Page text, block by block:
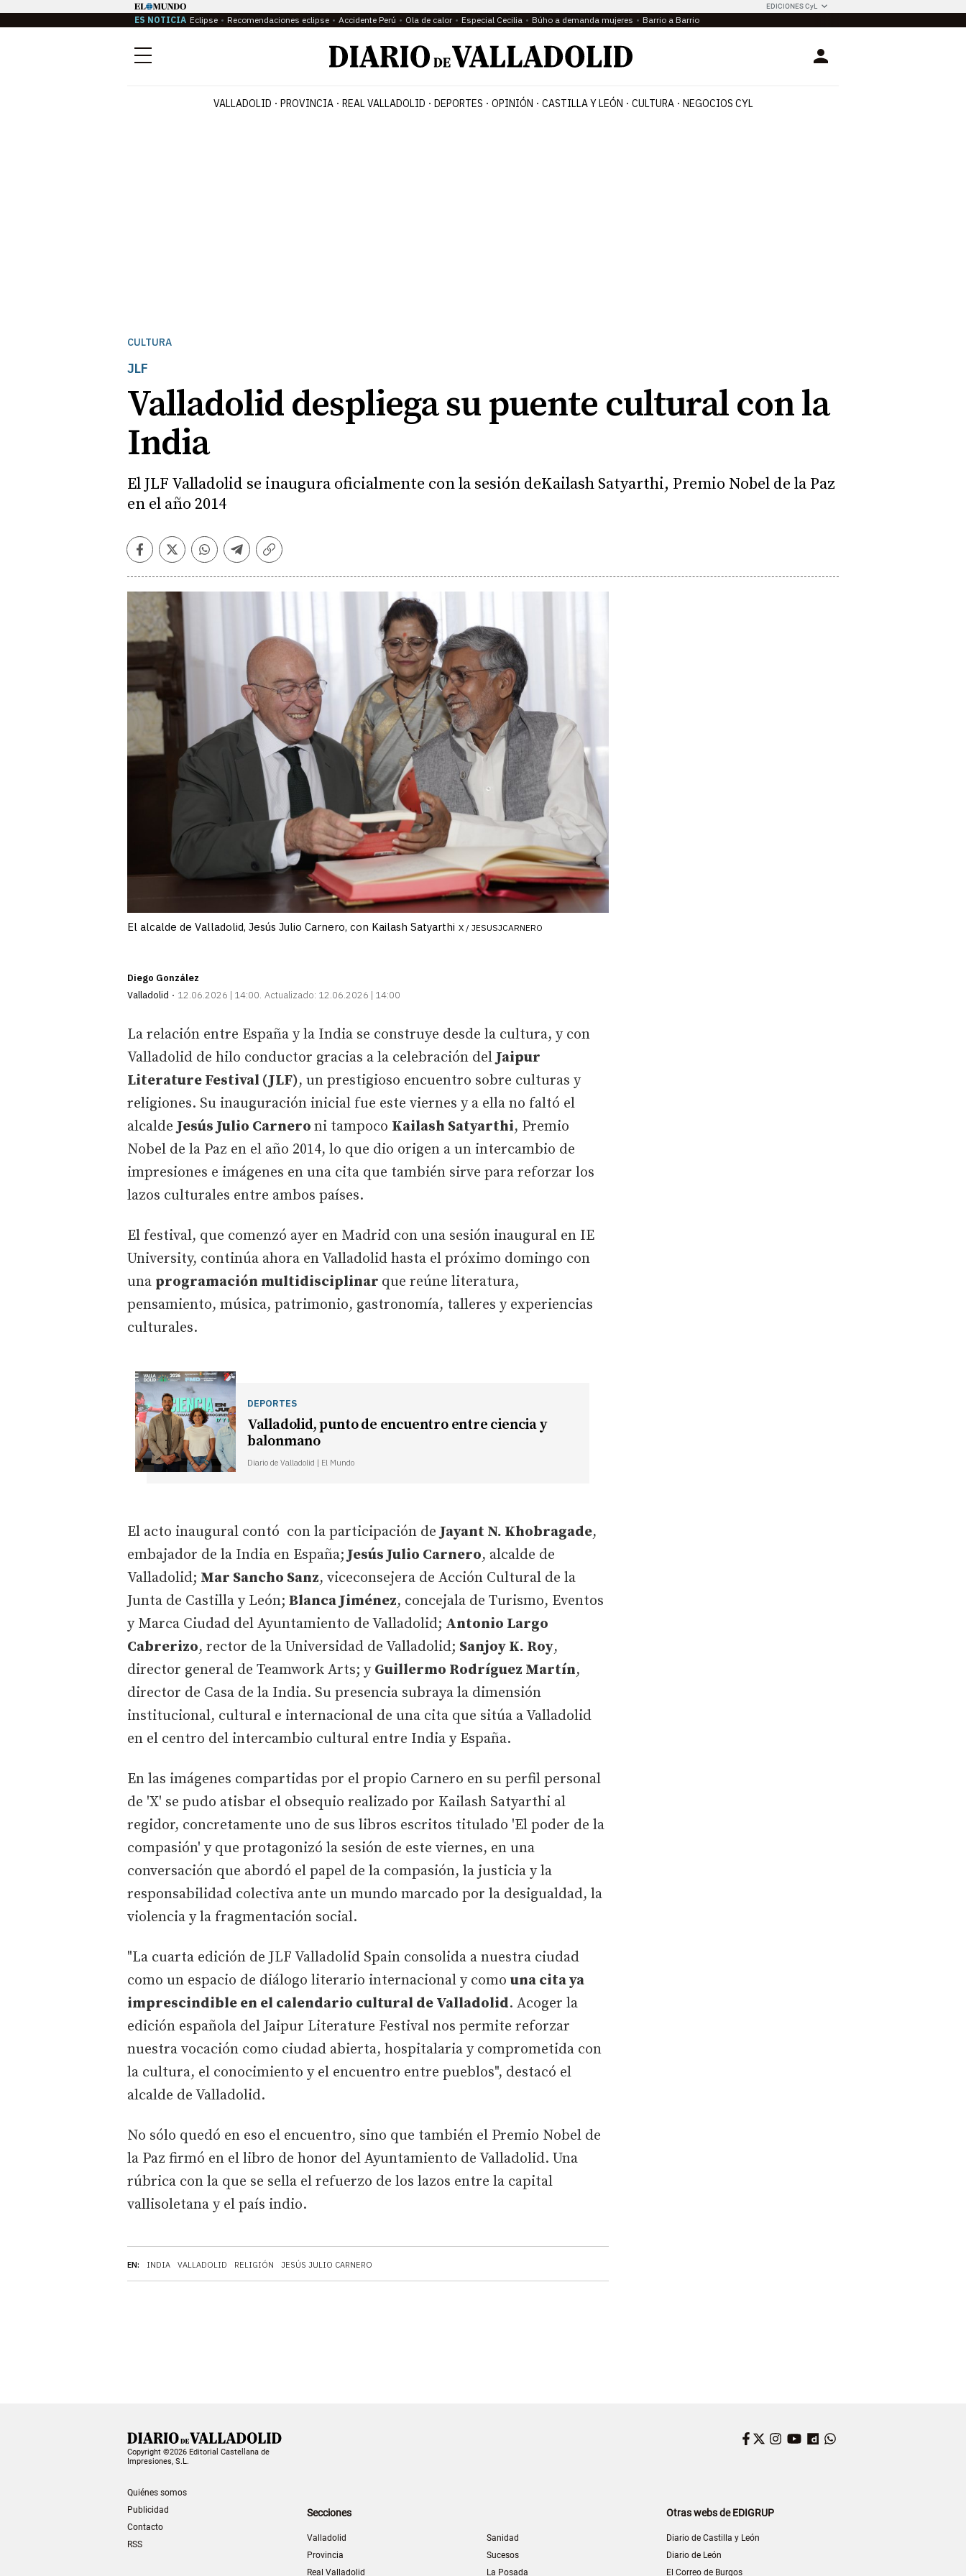
EDICIONES CyL
ES NOTICIA Eclipse Recomendaciones eclipse Accidente Perú Ola de calor Especial Cecilia Búho a demanda mujeres Barrio a Barrio
Menú Login
VALLADOLID PROVINCIA REAL VALLADOLID DEPORTES OPINIÓN CASTILLA Y LEÓN CULTURA NEGOCIOS CYL
CULTURA
JLF
Valladolid despliega su puente cultural con la
India
El JLF Valladolid se inaugura oficialmente con la sesión deKailash Satyarthi, Premio Nobel de la Paz
en el año 2014
Facebook
TwitterWhatsapp
Telegram
Copiar
El alcalde de Valladolid, Jesús Julio Carnero, con Kailash Satyarthi X / JESUSJCARNERO
Diego González
Valladolid
12.06.2026 | 14:00 Actualizado: 12.06.2026 | 14:00
EN: INDIA VALLADOLID RELIGIÓN JESÚS JULIO CARNERO
La relación entre España y la India se construye desde la cultura, y con
Valladolid de hilo conductor gracias a la celebración del Jaipur
Literature Festival (JLF), un prestigioso encuentro sobre culturas y
religiones. Su inauguración inicial fue este viernes y a ella no faltó el
alcalde Jesús Julio Carnero ni tampoco Kailash Satyarthi, Premio
Nobel de la Paz en el año 2014, lo que dio origen a un intercambio de
impresiones e imágenes en una cita que también sirve para reforzar los
lazos culturales entre ambos países.
El festival, que comenzó ayer en Madrid con una sesión inaugural en IE
University, continúa ahora en Valladolid hasta el próximo domingo con
una programación multidisciplinar que reúne literatura,
pensamiento, música, patrimonio, gastronomía, talleres y experiencias
culturales.
DEPORTES
Valladolid, punto de encuentro entre ciencia y
balonmano
Diario de Valladolid | El Mundo
El acto inaugural contó con la participación de Jayant N. Khobragade,
embajador de la India en España; Jesús Julio Carnero, alcalde de
Valladolid; Mar Sancho Sanz, viceconsejera de Acción Cultural de la
Junta de Castilla y León; Blanca Jiménez, concejala de Turismo, Eventos
y Marca Ciudad del Ayuntamiento de Valladolid; Antonio Largo
Cabrerizo, rector de la Universidad de Valladolid; Sanjoy K. Roy,
director general de Teamwork Arts; y Guillermo Rodríguez Martín,
director de Casa de la India. Su presencia subraya la dimensión
institucional, cultural e internacional de una cita que sitúa a Valladolid
en el centro del intercambio cultural entre India y España.
En las imágenes compartidas por el propio Carnero en su perfil personal
de 'X' se pudo atisbar el obsequio realizado por Kailash Satyarthi al
regidor, concretamente uno de sus libros escritos titulado 'El poder de la
compasión' y que protagonizó la sesión de este viernes, en una
conversación que abordó el papel de la compasión, la justicia y la
responsabilidad colectiva ante un mundo marcado por la desigualdad, la
violencia y la fragmentación social.
"La cuarta edición de JLF Valladolid Spain consolida a nuestra ciudad
como un espacio de diálogo literario internacional y como una cita ya
imprescindible en el calendario cultural de Valladolid. Acoger la
edición española del Jaipur Literature Festival nos permite reforzar
nuestra vocación como ciudad abierta, hospitalaria y comprometida con
la cultura, el conocimiento y el encuentro entre pueblos", destacó el
alcalde de Valladolid.
No sólo quedó en eso el encuentro, sino que también el Premio Nobel de
la Paz firmó en el libro de honor del Ayuntamiento de Valladolid. Una
rúbrica con la que se sella el refuerzo de los lazos entre la capital
vallisoletana y el país indio.
Copyright ©2026 Editorial Castellana de
Impresiones, S.L.
Quiénes somos
Publicidad
Contacto
RSS
Facebook
Twitter
Instagram
YouTube
Dailymotion
Secciones
Valladolid
Provincia
Real Valladolid
Sanidad
Sucesos
La Posada
Otras webs de EDIGRUP
Diario de Castilla y León
Diario de León
El Correo de Burgos